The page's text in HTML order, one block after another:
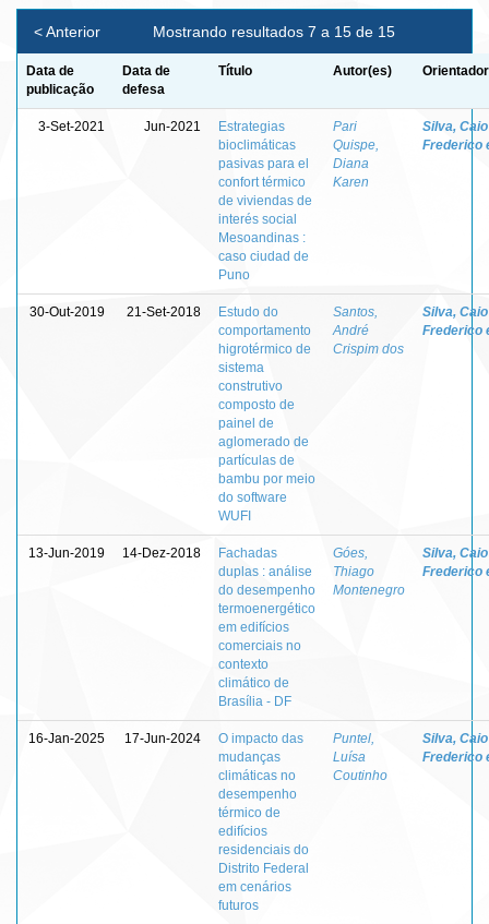
Mostrando resultados 7 a 15 de 15
< Anterior
Data de
publicação
Data de
defesa
Título Autor(es)
3-Set-2021 Jun-2021
Estrategias
bioclimáticas
pasivas para el
confort térmico
de viviendas de
interés social
Mesoandinas :
caso ciudad de
Puno
Pari
Quispe,
Diana
Karen
Silva, Caio
Frederico
30-Out-2019 21-Set-2018
Estudo do
comportamento
higrotérmico de
sistema
construtivo
composto de
painel de
aglomerado de
partículas de
bambu por meio
do software
WUFI
Santos,
André
Crispim dos
Silva, Caio
Frederico
13-Jun-2019 14-Dez-2018
Fachadas
duplas : análise
do desempenho
termoenergético
em edifícios
comerciais no
contexto
climático de
Brasília - DF
Góes,
Thiago
Montenegro
Silva, Caio
Frederico
16-Jan-2025 17-Jun-2024
O impacto das
mudanças
climáticas no
desempenho
térmico de
edifícios
residenciais do
Distrito Federal
em cenários
futuros
Puntel,
Luísa
Coutinho
Silva, Caio
Frederico